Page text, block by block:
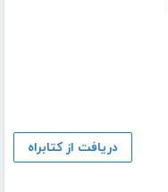
دریافت از کتابراه